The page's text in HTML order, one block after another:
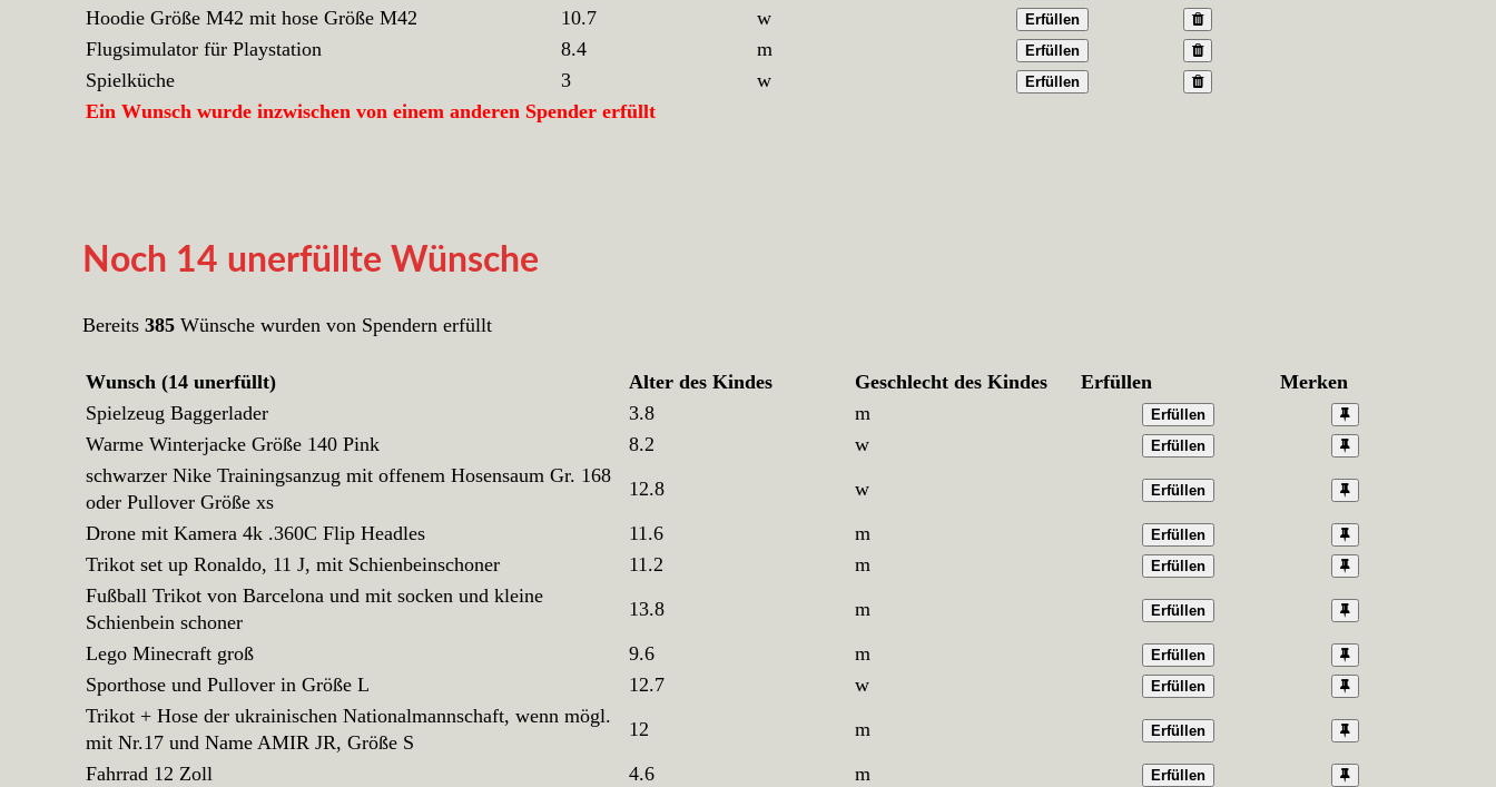
Hoodie Größe M42 mit hose Größe M42 10.7 w Erfüllen
Flugsimulator für Playstation 8.4 m Erfüllen
Spielküche 3 w Erfüllen
Ein Wunsch wurde inzwischen von einem anderen Spender erfüllt
Noch 14 unerfüllte Wünsche
Bereits385 Wünsche wurden von Spendern erfüllt
Wunsch (14 unerfüllt) Alter des Kindes Geschlecht des Kindes Erfüllen
Merken
Spielzeug Baggerlader
3.8 m Erfüllen
Warme Winterjacke Größe 140 Pink 8.2 w Erfüllen
schwarzer Nike Trainingsanzug mit offenem Hosensaum Gr. 168
oder Pullover Größe xs
12.8 w Erfüllen
Drone mit Kamera 4k .360C Flip Headles 11.6 m Erfüllen
Trikot set up Ronaldo, 11 J, mit Schienbeinschoner 11.2 m Erfüllen
Fußball Trikot von Barcelona und mit socken und kleine
Schienbein schoner
13.8 m Erfüllen
Lego Minecraft groß 9.6 m Erfüllen
Sporthose und Pullover in Größe L 12.7 w Erfüllen
Trikot + Hose der ukrainischen Nationalmannschaft, wenn mögl.
mit Nr.17 und Name AMIR JR, Größe S
12 m Erfüllen
Fahrrad 12 Zoll 4.6 m Erfüllen